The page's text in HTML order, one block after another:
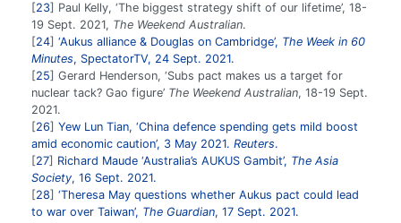
23
Paul Kelly, ‘The biggest strategy shift of our lifetime’, 18-
19 Sept. 2021, The Weekend Australian.
24 ‘Aukus alliance & Douglas on Cambridge’, The Week in 60
Minutes, SpectatorTV, 24 Sept. 2021.
25
Gerard Henderson, ‘Subs pact makes us a target for
nuclear tack? Gao figure’ The Weekend Australian, 18-19 Sept.
2021.
26
Yew Lun Tian, ‘China defence spending gets mild boost
amid economic caution’, 3 May 2021. Reuters.
27
Richard Maude ‘Australia’s AUKUS Gambit’, The Asia
Society, 16 Sept. 2021.
28
‘Theresa May questions whether Aukus pact could lead
to war over Taiwan’, The Guardian, 17 Sept. 2021.